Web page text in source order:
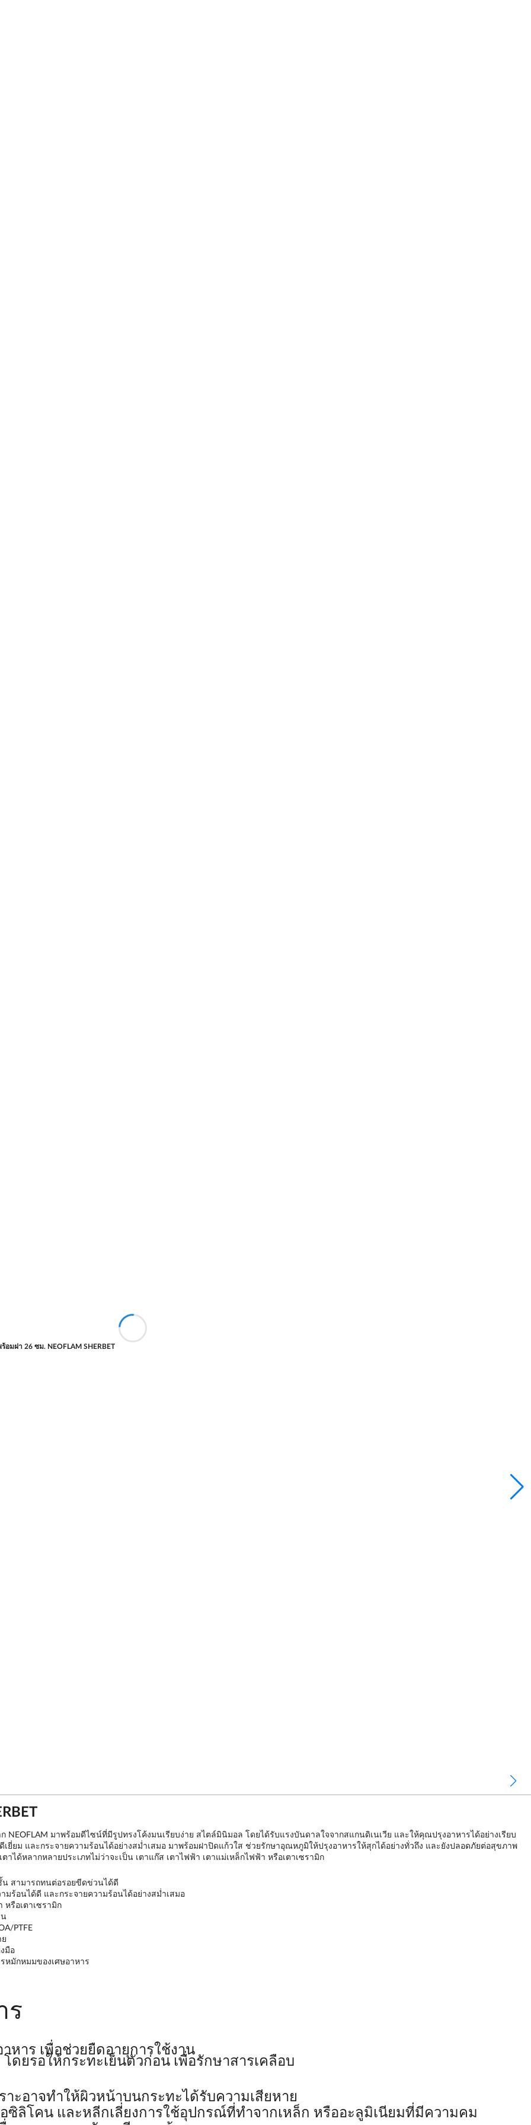
อมฝา 26 ซม. NEOFLAM SHERBET
มาพร้อมดีไซน์ที่มีรูปทรงโค้งมนเรียบง่าย สไตล์มินิมอล โดยได้รับแรงบันดาลใจจากสแกนดิเนเวีย และให้คุณปรุงอาหารได้อย่างเรียบ
ม และกระจายความร้อนได้อย่างสม่ำเสมอ มาพร้อมฝาปิดแก้วใส ช่วยรักษาอุณหภูมิให้ปรุงอาหารให้สุกได้อย่างทั่วถึง และยังปลอดภัยต่อสุขภาพ
ได้หลากหลายประเภทไม่ว่าจะเป็น เตาแก๊ส เตาไฟฟ้า เตาแม่เหล็กไฟฟ้า หรือเตาเซรามิก
น สามารถทนต่อรอยขีดข่วนได้ดี
ร้อนได้ดี และกระจายความร้อนได้อย่างสม่ำเสมอ
หรือเตาเซรามิก
น
PTFE
มือ
หมักหมมของเศษอาหาร
ร
หาร เพื่อช่วยยืดอายุการใช้งาน
ยรอให้กระทะเย็นตัวก่อน เพื่อรักษาสารเคลือบ
ะอาจทำให้ผิวหน้าบนกระทะได้รับความเสียหาย
ซิลิโคน และหลีกเลี่ยงการใช้อุปกรณ์ที่ทำจากเหล็ก หรืออะลูมิเนียมที่มีความคม